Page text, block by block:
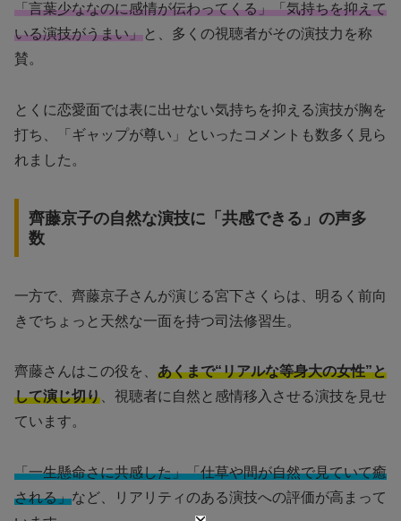
「言葉少ななのに感情が伝わってくる」「気持ちを抑えて
いる演技がうまい」と、多くの視聴者がその演技力を称
賛。
とくに恋愛面では表に出せない気持ちを抑える演技が胸を
打ち、「ギャップが尊い」といったコメントも数多く見ら
れました。
齊藤京子の自然な演技に「共感できる」の声多
数
一方で、齊藤京子さんが演じる宮下さくらは、明るく前向
きでちょっと天然な一面を持つ司法修習生。
齊藤さんはこの役を、 あくまで“リアルな等身大の女性”と
して演じ切り 、視聴者に自然と感情移入させる演技を見せ
ています。
「一生懸命さに共感した」「仕草や間が自然で見ていて癒
される」など、リアリティのある演技への評価が高まって